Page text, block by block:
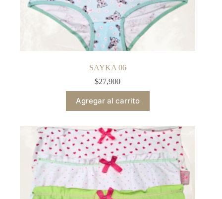
SAYKA 06
$27,900
Agregar al carrito